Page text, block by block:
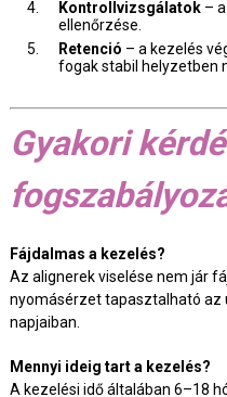
Kontrollvizsgálatok– a
ellenőrzése.
Retenció – a kezelés
fogak stabil helyzetben
Gyakori
Fájdalmas a kezelés?
Az alignerek viselése nem jár
nyomásérzet tapasztalható az
napjaiban.
Mennyi ideig tart a kezelés?
A kezelési idő általában 6–18